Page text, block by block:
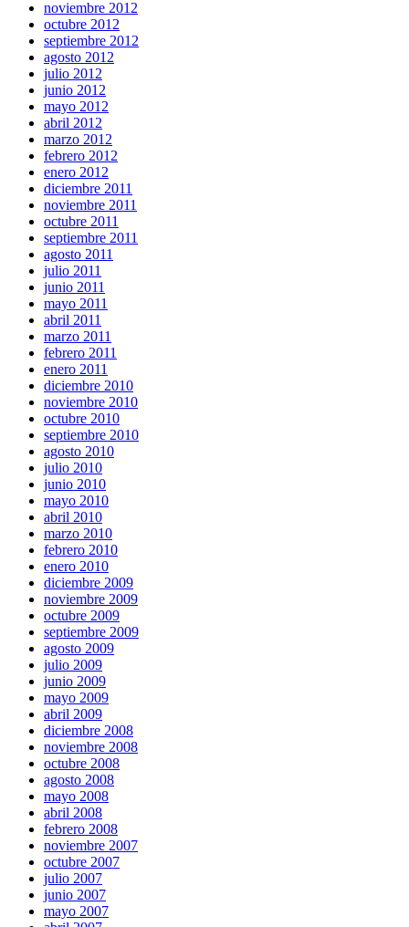
noviembre 2012
octubre 2012
septiembre 2012
agosto 2012
julio 2012
junio 2012
mayo 2012
abril 2012
marzo 2012
febrero 2012
enero 2012
diciembre 2011
noviembre 2011
octubre 2011
septiembre 2011
agosto 2011
julio 2011
junio 2011
mayo 2011
abril 2011
marzo 2011
febrero 2011
enero 2011
diciembre 2010
noviembre 2010
octubre 2010
septiembre 2010
agosto 2010
julio 2010
junio 2010
mayo 2010
abril 2010
marzo 2010
febrero 2010
enero 2010
diciembre 2009
noviembre 2009
octubre 2009
septiembre 2009
agosto 2009
julio 2009
junio 2009
mayo 2009
abril 2009
diciembre 2008
noviembre 2008
octubre 2008
agosto 2008
mayo 2008
abril 2008
febrero 2008
noviembre 2007
octubre 2007
julio 2007
junio 2007
mayo 2007